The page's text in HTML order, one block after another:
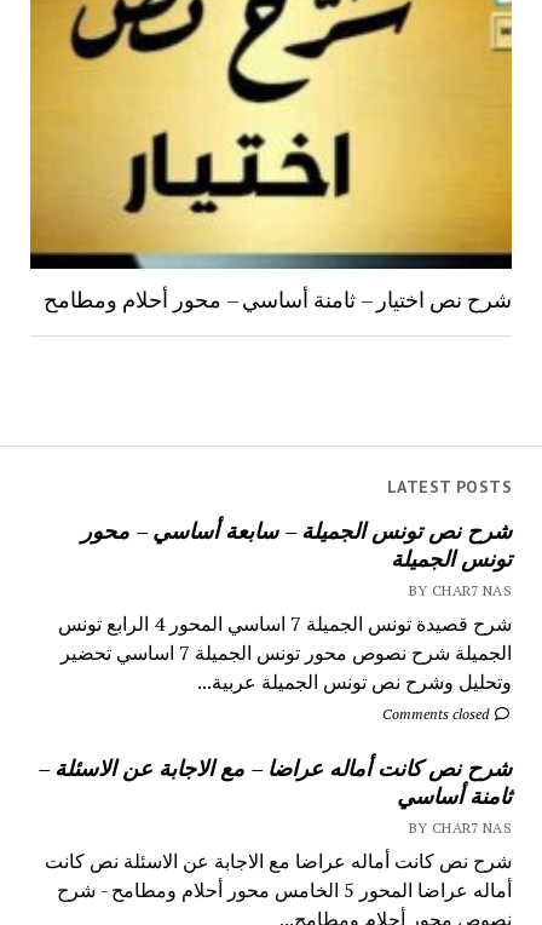
LATEST POSTS
شرح نص تونس الجميلة – سابعة أساسي – محور
تونس الجميلة
BY CHAR7 NAS
شرح قصيدة تونس الجميلة 7 اساسي المحور 4 الرابع تونس
الجميلة شرح نصوص محور تونس الجميلة 7 اساسي تحضير
وتحليل وشرح نص تونس الجميلة عربية...
Comments closed
شرح نص كانت أماله عراضا – مع الاجابة عن الاسئلة –
ثامنة أساسي
BY CHAR7 NAS
شرح نص كانت أماله عراضا مع الاجابة عن الاسئلة نص كانت
أماله عراضا المحور 5 الخامس محور أحلام ومطامح - شرح
نصوص محور أحلام ومطامح...
شرح نص اختيار – ثامنة أساسي – محور أحلام ومطامح